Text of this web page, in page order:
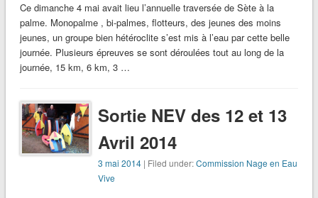
Ce dimanche 4 mai avait lieu l’annuelle traversée de Sète à la
palme. Monopalme , bi-palmes, flotteurs, des jeunes des moins
jeunes, un groupe bien hétéroclite s’est mis à l’eau par cette belle
journée. Plusieurs épreuves se sont déroulées tout au long de la
journée, 15 km, 6 km, 3 …
Sortie NEV des 12 et 13
Avril 2014
3 mai 2014 | Filed under:Commission Nage en Eau
Vive